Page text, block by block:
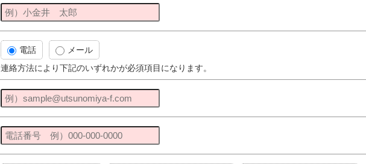
電話
メール
連絡方法により下記のいずれかが必須項目になります。